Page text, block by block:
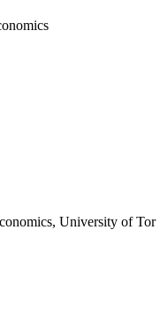
University of Tor